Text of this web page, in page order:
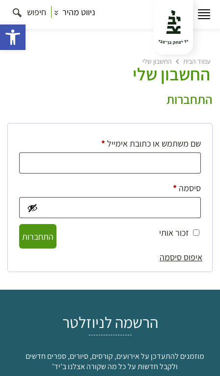
ניווט מהיר חיפוש
עמוד הבית החשבון שלי
החשבון שלי
התחברות
שם משתמש או כתובת אימייל*חובה
סיסמה *חובה
זכור אותי
התחברות
איפוס סיסמה
הרשמה לניוזלטר
מוזמנים להתעדכן על אירועים, קורסים, סיורים, ספרים חדשים
ולקבל חדשות על כל מה שקורה אצלנו ב'יד'